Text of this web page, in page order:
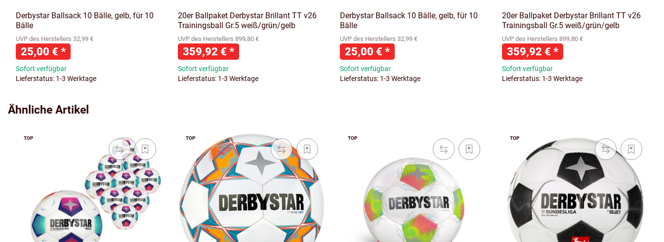
Derbystar Ballsack 10 Bälle, gelb, für 10
Bälle
UVP des Herstellers 32,99 €
25,00 € *
Sofort verfügbar
Lieferstatus: 1-3 Werktage
20er Ballpaket Derbystar Brillant TT v26
Trainingsball Gr.5 weiß/grün/gelb
UVP des Herstellers 899,80 €
359,92 € *
Sofort verfügbar
Lieferstatus: 1-3 Werktage
Derbystar Ballsack 10 Bälle, gelb, für 10
Bälle
UVP des Herstellers 32,99 €
25,00 € *
Sofort verfügbar
Lieferstatus: 1-3 Werktage
20er Ballpaket Derbystar Brillant TT v26
Trainingsball Gr.5 weiß/grün/gelb
UVP des Herstellers 899,80 €
359,92 € *
Sofort verfügbar
Lieferstatus: 1-3 Werktage
Ähnliche Artikel
TOP TOP TOP TOP